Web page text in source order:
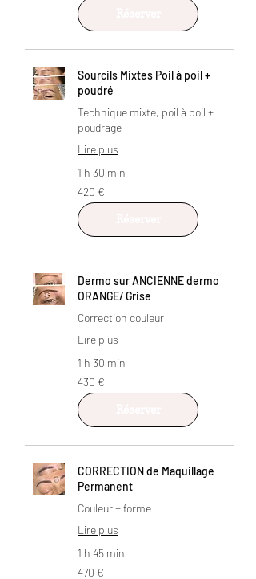
Sourcils Mixtes Poil à poil +
poudré
Technique mixte, poil à poil +
poudrage
Lire plus
1 h 30 min
420
euros
420 €
Dermo sur ANCIENNE dermo
ORANGE/ Grise
Correction couleur
Lire plus
1 h 30 min
430
euros
430 €
CORRECTION de Maquillage
Permanent
Couleur + forme
Lire plus
1 h 45 min
470
euros
470 €